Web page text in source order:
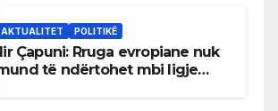
AKTUALITET POLITIKË
Ilir Çapuni: Rruga evropiane nuk
të ndërtohet mbi ligje